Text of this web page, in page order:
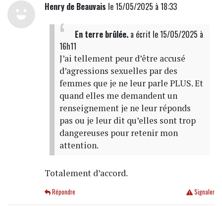
Henry de Beauvais le 15/05/2025 à 18:33
En terre brûlée.a écrit le 15/05/2025 à
16h11
J’ai tellement peur d’être accusé
d’agressions sexuelles par des
femmes que je ne leur parle PLUS. Et
quand elles me demandent un
renseignement je ne leur réponds
pas ou je leur dit qu’elles sont trop
dangereuses pour retenir mon
attention.
Totalement d’accord.
Signaler
Répondre